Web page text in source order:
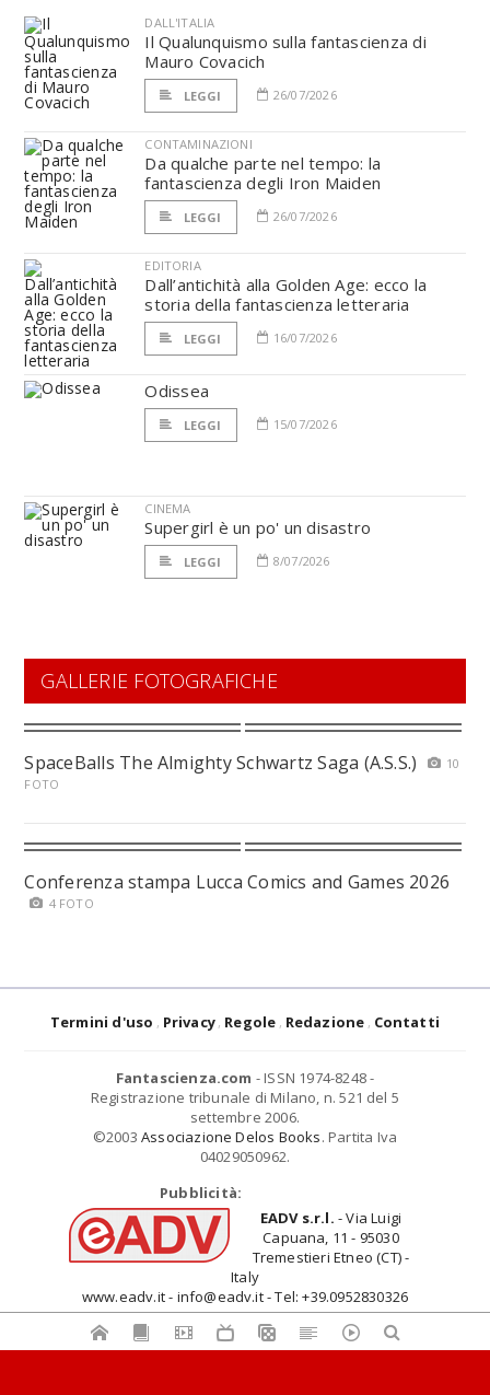
DALL'ITALIA
Il Qualunquismo sulla fantascienza di
Mauro Covacich
LEGGI 26/07/2026
CONTAMINAZIONI
Da qualche parte nel tempo: la
fantascienza degli Iron Maiden
LEGGI 26/07/2026
EDITORIA
Dall’antichità alla Golden Age: ecco la
storia della fantascienza letteraria
LEGGI 16/07/2026
Odissea
LEGGI 15/07/2026
CINEMA
Supergirl è un po' un disastro
LEGGI 8/07/2026
GALLERIE FOTOGRAFICHE
SpaceBalls The Almighty Schwartz Saga (A.S.S.)
10
FOTO
Conferenza stampa Lucca Comics and Games 2026
4 FOTO
Termini d'uso Privacy Regole Redazione Contatti
Fantascienza.com - ISSN 1974-8248 -
Registrazione tribunale di Milano, n. 521 del 5
settembre 2006.
©2003 Associazione Delos Books. Partita Iva
04029050962.
Pubblicità:
EADV s.r.l. - Via Luigi
Capuana, 11 - 95030
Tremestieri Etneo (CT) -
Italy
www.eadv.it - info@eadv.it - Tel: +39.0952830326